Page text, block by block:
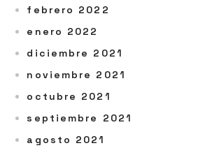
febrero 2022
enero 2022
diciembre 2021
noviembre 2021
octubre 2021
septiembre 2021
agosto 2021